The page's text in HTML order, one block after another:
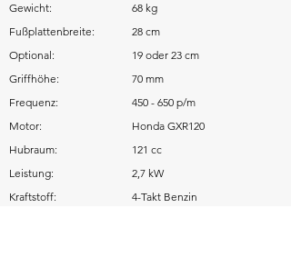
Gewicht:
Fußplattenbreite:
Optional:
Griffhöhe:
Frequenz:
Motor:
Hubraum:
Leistung:
Kraftstoff:
68 kg
28 cm
19 oder 23 cm
70 mm
450 - 650 p/m
Honda GXR120
121 cc
2,7 kW
4-Takt Benzin